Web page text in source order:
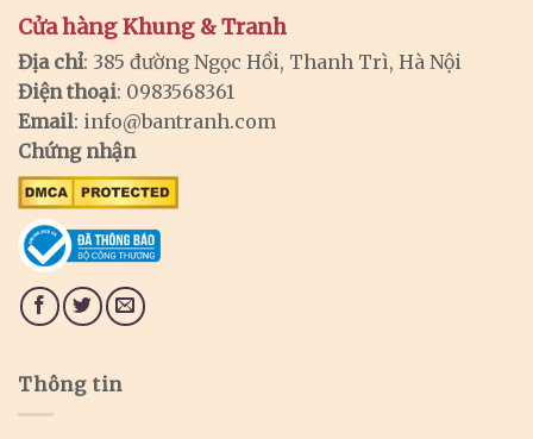
Cửa hàng Khung & Tranh
Địa chỉ: 385 đường Ngọc Hồi, Thanh Trì, Hà Nội
Điện thoại: 0983568361
Email: info@bantranh.com
Chứng nhận
Thông tin